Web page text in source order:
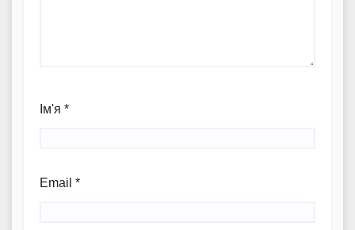
Ім'я *
Email *